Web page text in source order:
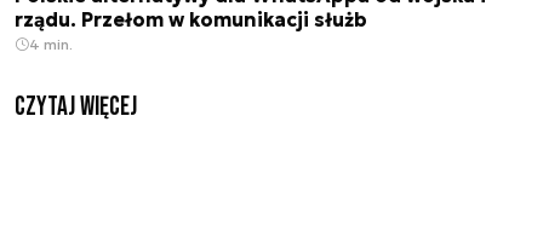
rządu. Przełom w komunikacji służb
4 min.
czytaj więcej